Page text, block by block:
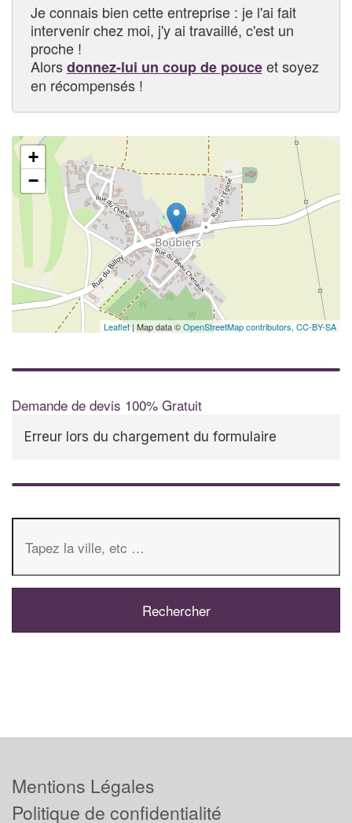
Je connais bien cette entreprise : je l'ai fait
intervenir chez moi, j'y ai travaillé, c'est un
proche !
Alorsdonnez-lui un coup de pouceet soyez
en récompensés !
+
−
Leaflet| Map data ©OpenStreetMap contributors, CC-BY-SA
Demande de devis 100% Gratuit
Erreur lors du chargement du formulaire
Mentions Légales
Politique de confidentialité